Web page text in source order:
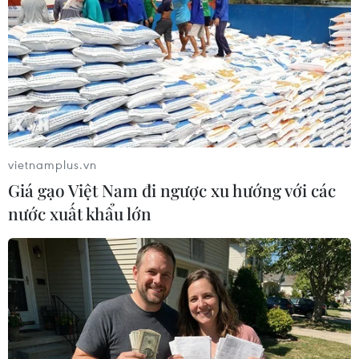
nhận: Các combo đồ ăn thức uống được đặt
nhiều hơn 2,5 lần vào quý 1/2022 so với cùng kỳ
năm trước, phản ánh xu hướng người dùng ăn
cùng nhau nhiều hơn. Trong đó, số lượng
combo đồ ăn trẻ em được đặt qua ứng dụng
cũng tăng rõ rệt.
vietnamplus.vn
Giá gạo Việt Nam đi ngược xu hướng với các
nước xuất khẩu lớn